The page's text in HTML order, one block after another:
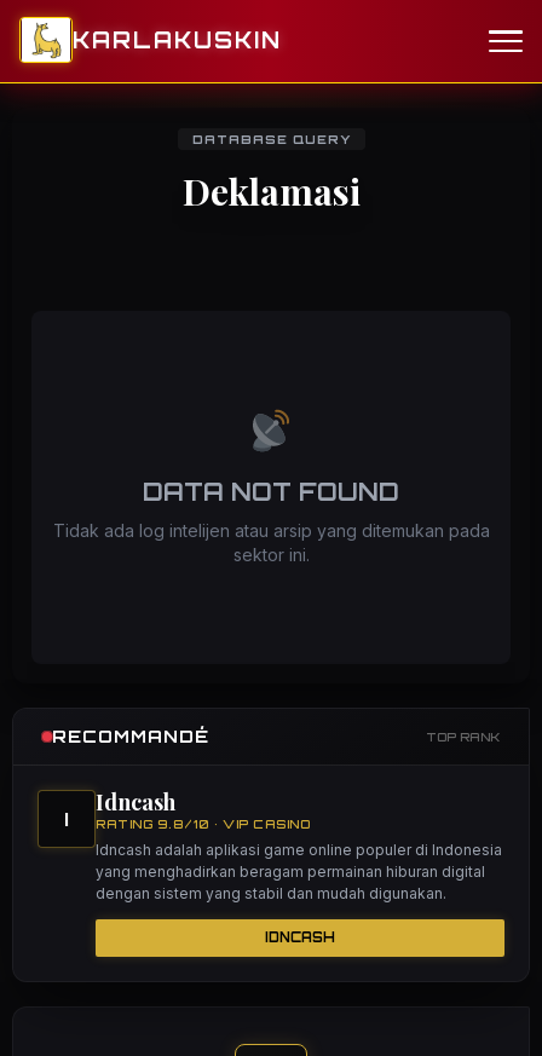
KARLAKUSKIN
DATABASE QUERY
Deklamasi
DATA NOT FOUND
Tidak ada log intelijen atau arsip yang ditemukan pada
sektor ini.
RECOMMANDÉ TOP RANK
I
Idncash
RATING 9.8/10 • VIP CASINO
Idncash adalah aplikasi game online populer di Indonesia
yang menghadirkan beragam permainan hiburan digital
dengan sistem yang stabil dan mudah digunakan.
IDNCASH